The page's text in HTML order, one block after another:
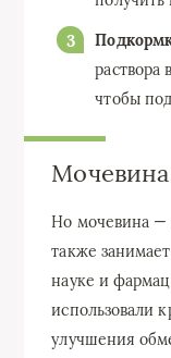
раствора
чтобы
Но мочевина —
также
науке и
использовали
улучшения